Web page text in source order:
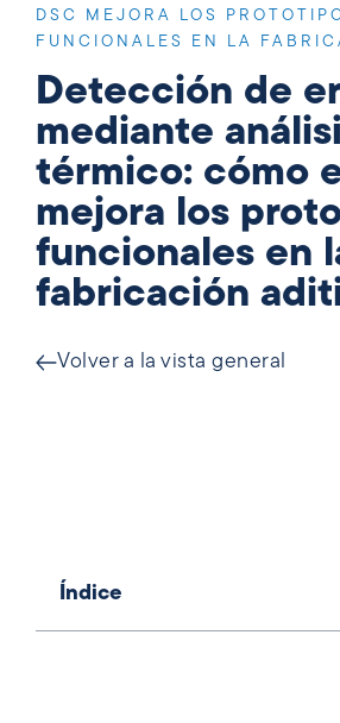
DSC MEJORA LOS
FUNCIONALES EN LA
Detección de
mediante
térmico: cómo
mejora los
funcionales en
fabricación
Volver a la vista general
Índice